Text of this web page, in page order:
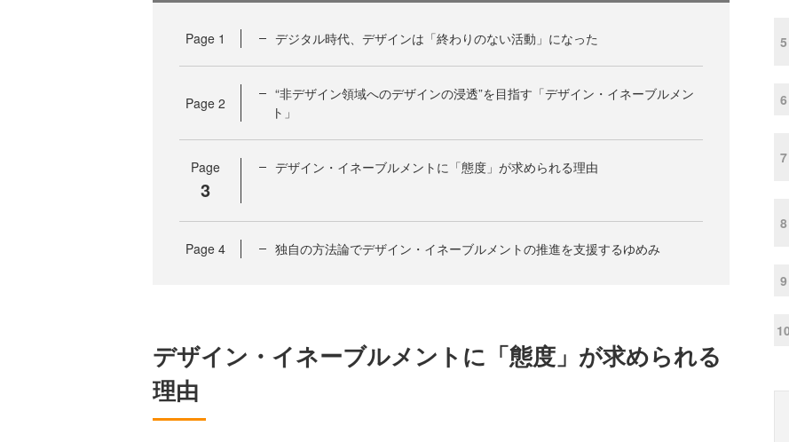
Page 1 デジタル時代、デザインは「終わりのない活動」になった
Page 2
“非デザイン領域へのデザインの浸透”を目指す「デザイン・イネーブルメン
ト」
Page
3
デザイン・イネーブルメントに「態度」が求められる理由
Page 4 独自の方法論でデザイン・イネーブルメントの推進を支援するゆめみ
デザイン・イネーブルメントに「態度」が求められる
理由
5
6
7
8
9
10